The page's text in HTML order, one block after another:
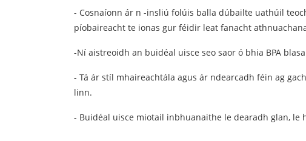
- Cosnaíonn ár n -insliú folúis balla dúbailte uathúil
píobaireacht te ionas gur féidir leat fanacht
-Ní aistreoidh an buidéal uisce seo saor ó bhia BPA
- Tá ár stíl mhaireachtála agus ár ndearcadh féin ag
linn.
- Buidéal uisce miotail inbhuanaithe le dearadh glan, le